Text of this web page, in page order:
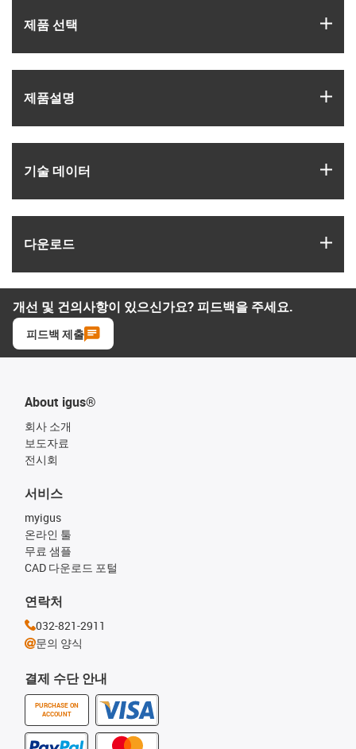
제품 선택
제품­설명
기술 데이터
다운로드
개선 및 건의사항이 있으신가요? 피드백을 주세요.
피드백 제출
About igus®
회사 소개
보도자료
전시회
결제 수단 안내
PURCHASE ON
ACCOUNT
서비스
myigus
온라인 툴
무료 샘플
CAD 다운로드 포털
연락처
032-821-2911
문의 양식